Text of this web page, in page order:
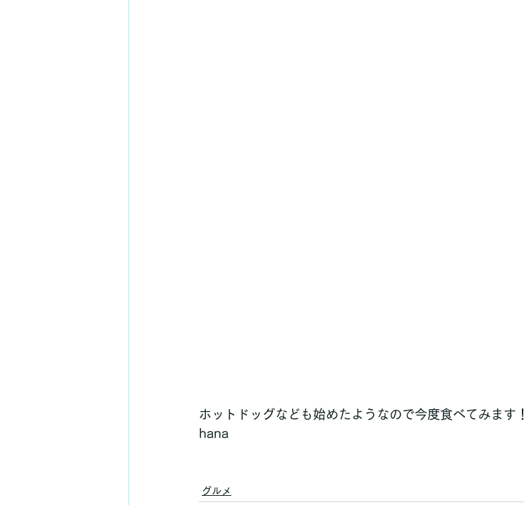
ホットドッグなども始めたようなので今度食べてみます！
hana
グルメ